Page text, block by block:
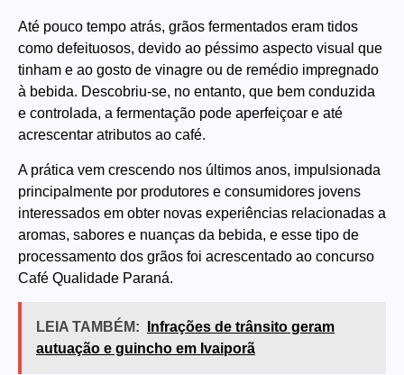
Até pouco tempo atrás, grãos fermentados eram tidos
como defeituosos, devido ao péssimo aspecto visual que
tinham e ao gosto de vinagre ou de remédio impregnado
à bebida. Descobriu-se, no entanto, que bem conduzida
e controlada, a fermentação pode aperfeiçoar e até
acrescentar atributos ao café.
A prática vem crescendo nos últimos anos, impulsionada
principalmente por produtores e consumidores jovens
interessados em obter novas experiências relacionadas a
aromas, sabores e nuanças da bebida, e esse tipo de
processamento dos grãos foi acrescentado ao concurso
Café Qualidade Paraná.
LEIA TAMBÉM:
Infrações de trânsito geram
autuação e guincho em Ivaiporã